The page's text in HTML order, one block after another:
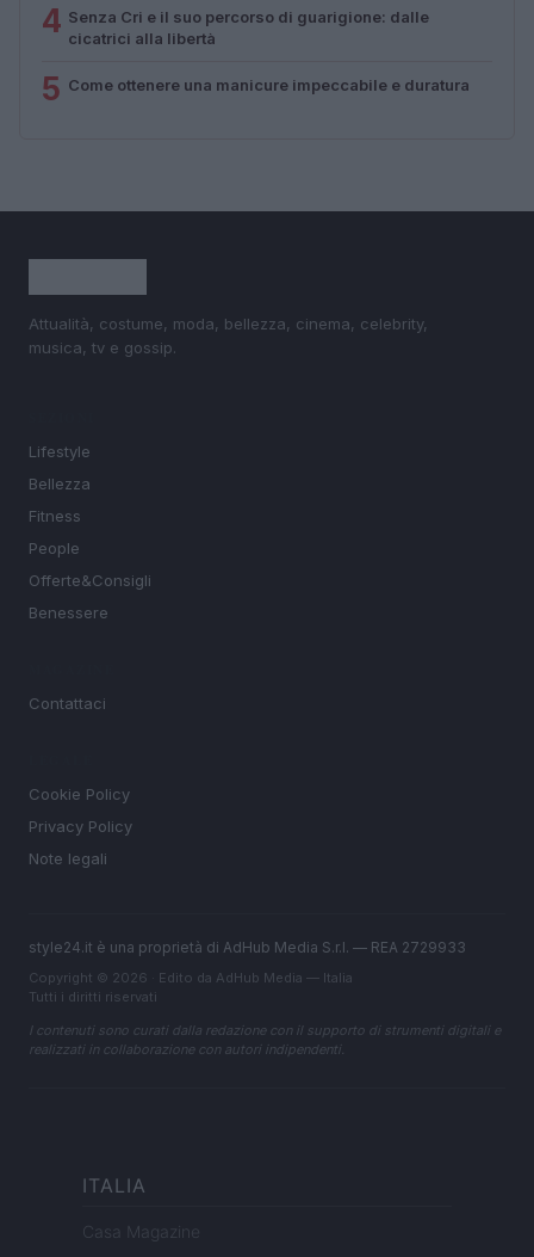
4 Senza Cri e il suo percorso di guarigione: dalle
cicatrici alla libertà
5 Come ottenere una manicure impeccabile e duratura
Attualità, costume, moda, bellezza, cinema, celebrity,
musica, tv e gossip.
Lifestyle
Bellezza
Fitness
People
Offerte&Consigli
Benessere
Contattaci
Cookie Policy
Privacy Policy
Note legali
style24.it è una proprietà di AdHub Media S.r.l. — REA 2729933
Copyright © 2026 · Edito da AdHub Media — Italia
Tutti i diritti riservati
I contenuti sono curati dalla redazione con il supporto di strumenti digitali e
realizzati in collaborazione con autori indipendenti.
ITALIA
Casa Magazine